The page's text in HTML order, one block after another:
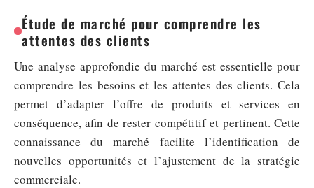
Étude de marché pour comprendre les
attentes des clients
Une analyse approfondie du marché est essentielle pour
comprendre les besoins et les attentes des clients. Cela
permet d’adapter l’offre de produits et services en
conséquence, afin de rester compétitif et pertinent. Cette
connaissance du marché facilite l’identification de
nouvelles opportunités et l’ajustement de la stratégie
commerciale.